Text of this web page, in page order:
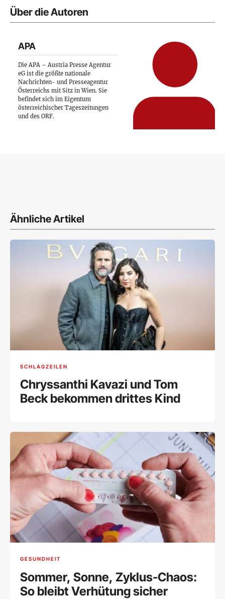
Über die Autoren
APA
Die APA – Austria Presse Agentur
eG ist die größte nationale
Nachrichten- und Presseagentur
Österreichs mit Sitz in Wien. Sie
befindet sich im Eigentum
österreichischer Tageszeitungen
und des ORF.
Ähnliche Artikel
SCHLAGZEILEN
Chryssanthi Kavazi und Tom
Beck bekommen drittes Kind
GESUNDHEIT
Sommer, Sonne, Zyklus-Chaos:
So bleibt Verhütung sicher